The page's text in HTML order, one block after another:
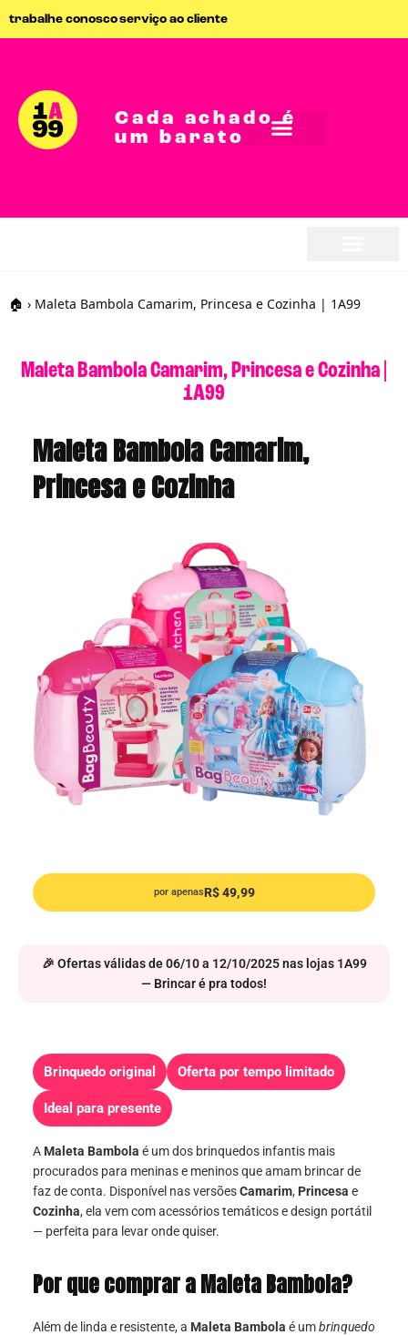
trabalhe conoscoserviço ao cliente
Cada achado é
um barato
🏠 › Maleta Bambola Camarim, Princesa e Cozinha | 1A99
Maleta Bambola Camarim, Princesa e Cozinha |
1A99
Maleta Bambola Camarim,
Princesa e Cozinha
por apenasR$ 49,99
🎉 Ofertas válidas de 06/10 a 12/10/2025 nas lojas 1A99
— Brincar é pra todos!
Brinquedo original Oferta por tempo limitado
Ideal para presente
A Maleta Bambola é um dos brinquedos infantis mais
procurados para meninas e meninos que amam brincar de
faz de conta. Disponível nas versõesCamarim, Princesa e
Cozinha, ela vem com acessórios temáticos e design portátil
— perfeita para levar onde quiser.
Por que comprar a Maleta Bambola?
Além de linda e resistente, a Maleta Bambola é umbrinquedo